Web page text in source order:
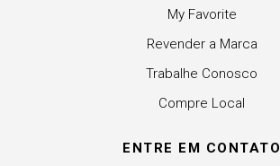
My Favorite
Revender a Marca
Trabalhe Conosco
Compre Local
ENTRE EM CONTATO